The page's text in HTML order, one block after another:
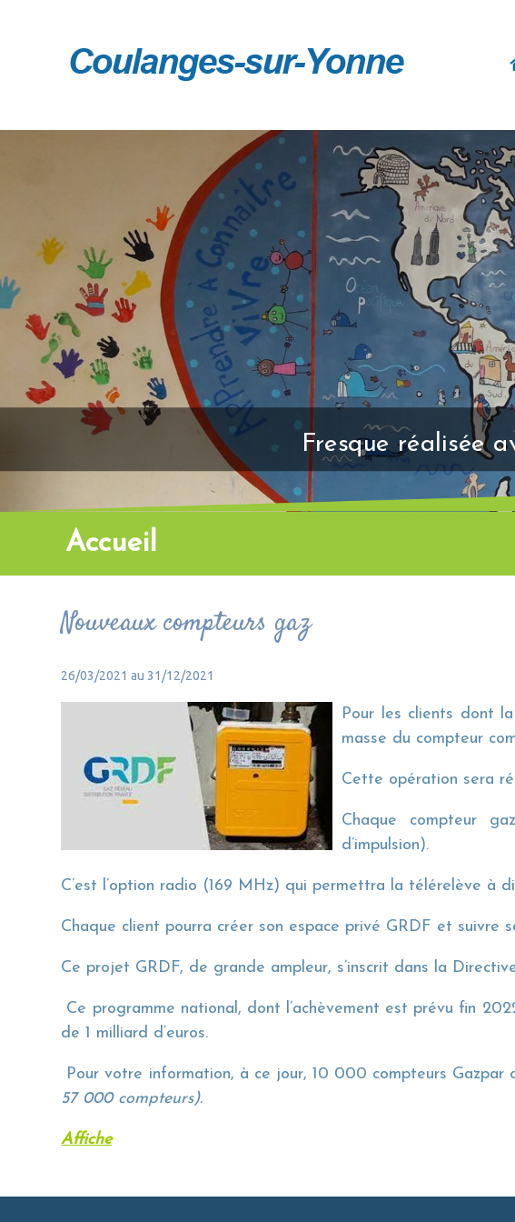
Fresque réalisée
Accueil
Nouveaux compteurs gaz
26/03/2021 au 31/12/2021
Pour les clients dont
masse du compteur
Cette opération sera
Chaque compteur
d’impulsion).
C’est l’option radio (169 MHz) qui permettra la télérelève à
Chaque client pourra créer son espace privé GRDF et
Ce projet GRDF, de grande ampleur, s’inscrit dans la
Ce programme national, dont l’achèvement est prévu fin
de 1 milliard d’euros.
Pour votre information, à ce jour, 10 000 compteurs
57 000 compteurs).
Affiche